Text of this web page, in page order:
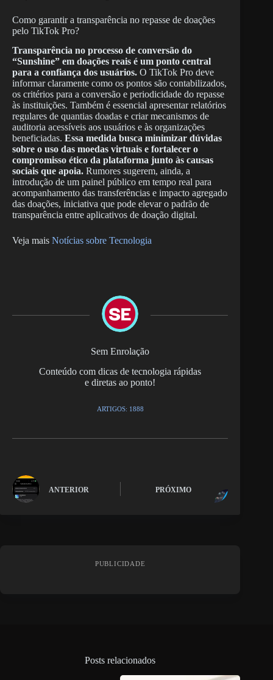
Como garantir a transparência no repasse de doações
pelo TikTok Pro?
Transparência no processo de conversão do
“Sunshine” em doações reais é um ponto central
para a confiança dos usuários. O TikTok Pro deve
informar claramente como os pontos são contabilizados,
os critérios para a conversão e periodicidade do repasse
às instituições. Também é essencial apresentar relatórios
regulares de quantias doadas e criar mecanismos de
auditoria acessíveis aos usuários e às organizações
beneficiadas. Essa medida busca minimizar dúvidas
sobre o uso das moedas virtuais e fortalecer o
compromisso ético da plataforma junto às causas
sociais que apoia. Rumores sugerem, ainda, a
introdução de um painel público em tempo real para
acompanhamento das transferências e impacto agregado
das doações, iniciativa que pode elevar o padrão de
transparência entre aplicativos de doação digital.
Veja mais Notícias sobre Tecnologia
Sem Enrolação
Conteúdo com dicas de tecnologia rápidas
e diretas ao ponto!
ARTIGOS: 1888
ANTERIOR PRÓXIMO
PUBLICIDADE
Posts relacionados